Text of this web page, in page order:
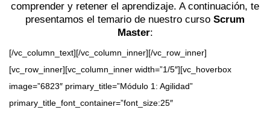
comprender y retener el aprendizaje. A continuación, te
presentamos el temario de nuestro curso Scrum
Master:
[/vc_column_text][/vc_column_inner][/vc_row_inner]
[vc_row_inner][vc_column_inner width=”1/5″][vc_hoverbox
image=”6823″ primary_title=”Módulo 1: Agilidad”
primary_title_font_container=”font_size:25″